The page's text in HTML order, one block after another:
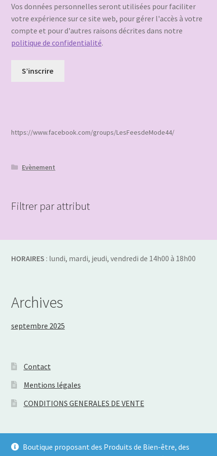
Boutique proposant des Produits de Bien-être, des
Vos données personnelles seront utilisées pour faciliter
votre expérience sur ce site web, pour gérer l'accès à votre
compte et pour d'autres raisons décrites dans notre
politique de confidentialité.
S’inscrire
https://www.facebook.com/groups/LesFeesdeMode44/
Evènement
Filtrer par attribut
HORAIRES : lundi, mardi, jeudi, vendredi de 14h00 à 18h00
Archives
septembre 2025
Contact
Mentions légales
CONDITIONS GENERALES DE VENTE